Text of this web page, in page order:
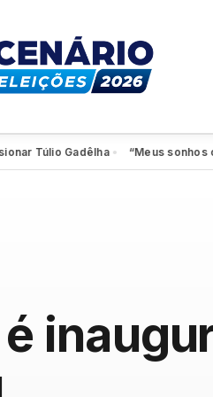
Gadêlha● “Meus sonhos